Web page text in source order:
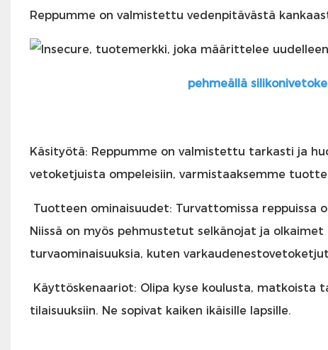
Reppumme on valmistettu vedenpitävästä
pehmeällä
Käsityötä: Reppumme on valmistettu tarkasti ja
vetoketjuista ompeleisiin, varmistaaksemme
Tuotteen ominaisuudet: Turvattomissa reppuissa
Niissä on myös pehmustetut selkänojat ja olkaimet
turvaominaisuuksia, kuten
Käyttöskenaariot: Olipa kyse koulusta, matkoista
tilaisuuksiin. Ne sopivat kaiken ikäisille lapsille.